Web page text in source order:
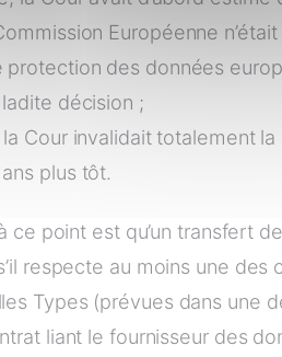
Européenne
des données
décision ;
Cour invalidait totalement la
plus tôt.
ce point est qu’un transfert
respecte au moins une des
Types (prévues dans une
liant le fournisseur des